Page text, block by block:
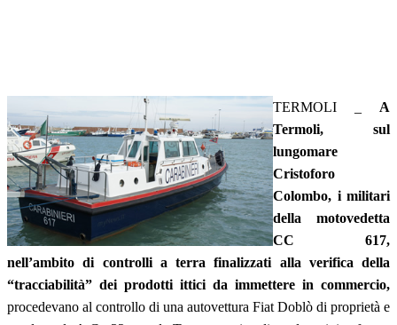
TERMOLI _ A
Termoli, sul
lungomare
Cristoforo
Colombo, i militari
della motovedetta
CC 617,
nell’ambito di controlli a terra finalizzati alla verifica della
“tracciabilità” dei prodotti ittici da immettere in commercio,
procedevano al controllo di una autovettura Fiat Doblò di proprietà e